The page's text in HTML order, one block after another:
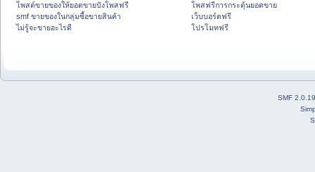
โพสต์ขายของให้ยอดขายปังโพสฟรี
smf ขายของในกลุ่มซื้อขายสินค้า
ไม่รู้จะขายอะไรดี
โพสฟรีการกระตุ้นยอดขาย
เว็บบอร์ดฟรี
โปรโมทฟรี
SMF 2.0.19